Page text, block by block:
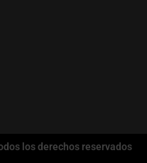
los derechos reservados